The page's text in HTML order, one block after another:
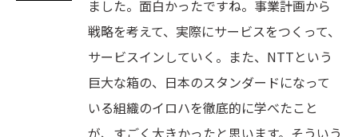
ました。面白かったですね。事業計画から
戦略を考えて、実際にサービスをつくって、
サービスインしていく。また、NTTという
巨大な箱の、日本のスタンダードになって
いる組織のイロハを徹底的に学べたこと
が、すごく大きかったと思います。そういう